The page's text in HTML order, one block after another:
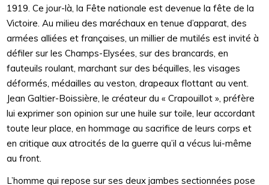
1919. Ce jour-là, la Fête nationale est devenue la fête de la
Victoire. Au milieu des maréchaux en tenue d’apparat, des
armées alliées et françaises, un millier de mutilés est invité à
défiler sur les Champs-Elysées, sur des brancards, en
fauteuils roulant, marchant sur des béquilles, les visages
déformés, médailles au veston, drapeaux flottant au vent.
Jean Galtier-Boissière, le créateur du « Crapouillot », préfère
lui exprimer son opinion sur une huile sur toile, leur accordant
toute leur place, en hommage au sacrifice de leurs corps et
en critique aux atrocités de la guerre qu’il a vécus lui-même
au front.
L’homme qui repose sur ses deux jambes sectionnées pose